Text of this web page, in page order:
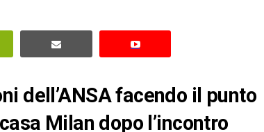
dell’ANSA facendo il punto
Milan dopo l’incontro